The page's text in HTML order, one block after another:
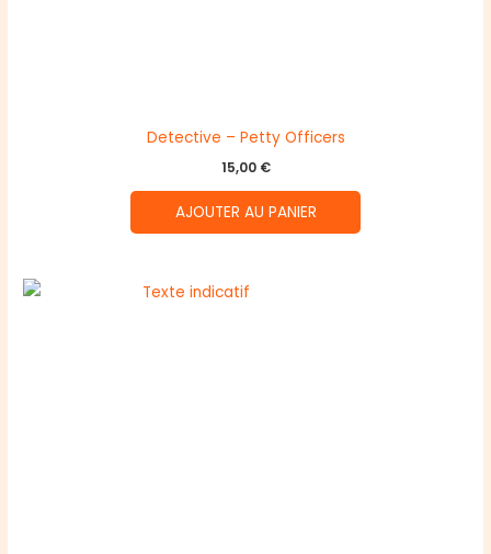
Detective – Petty Officers
15,00 €
AJOUTER AU PANIER